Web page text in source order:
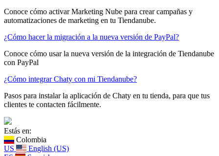
Conoce cómo activar Marketing Nube para crear campañas y
automatizaciones de marketing en tu Tiendanube.
¿Cómo hacer la migración a la nueva versión de PayPal?
Conoce cómo usar la nueva versión de la integración de Tiendanube
con PayPal
¿Cómo integrar Chaty con mi Tiendanube?
Pasos para instalar la aplicación de Chaty en tu tienda, para que tus
clientes te contacten fácilmente.
Estás en:
Colombia
US
English (US)